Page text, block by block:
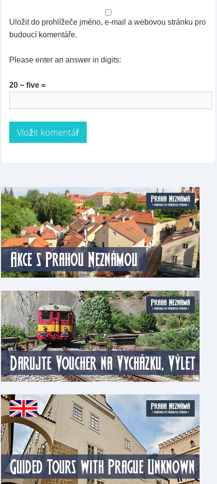
Uložit do prohlížeče jméno, e-mail a webovou stránku pro
budoucí komentáře.
Please enter an answer in digits:
20 − five =